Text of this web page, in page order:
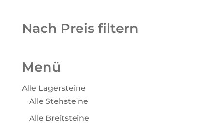
Nach Preis filtern
Menü
Alle Lagersteine
Alle Stehsteine
Alle Breitsteine